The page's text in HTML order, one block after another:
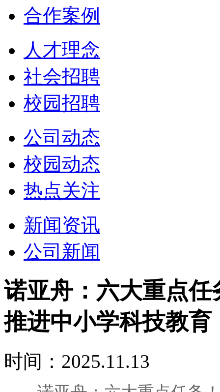
合作案例
人才理念
社会招聘
校园招聘
公司动态
校园动态
热点关注
新闻资讯
公司新闻
诺亚舟：六大重点
推进中小学科技教育
时间：2025.11.13